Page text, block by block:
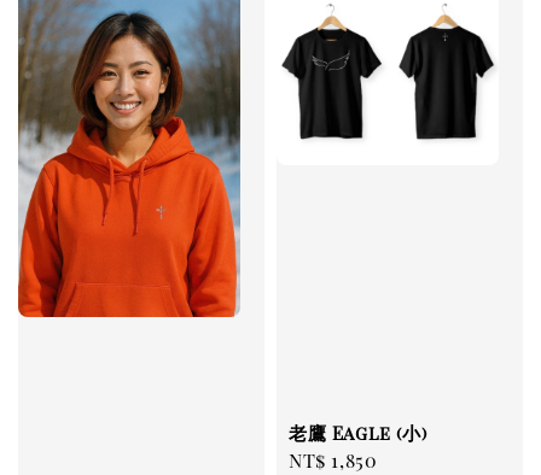
老鷹 Eagle (小)
Regular
NT$ 1,850